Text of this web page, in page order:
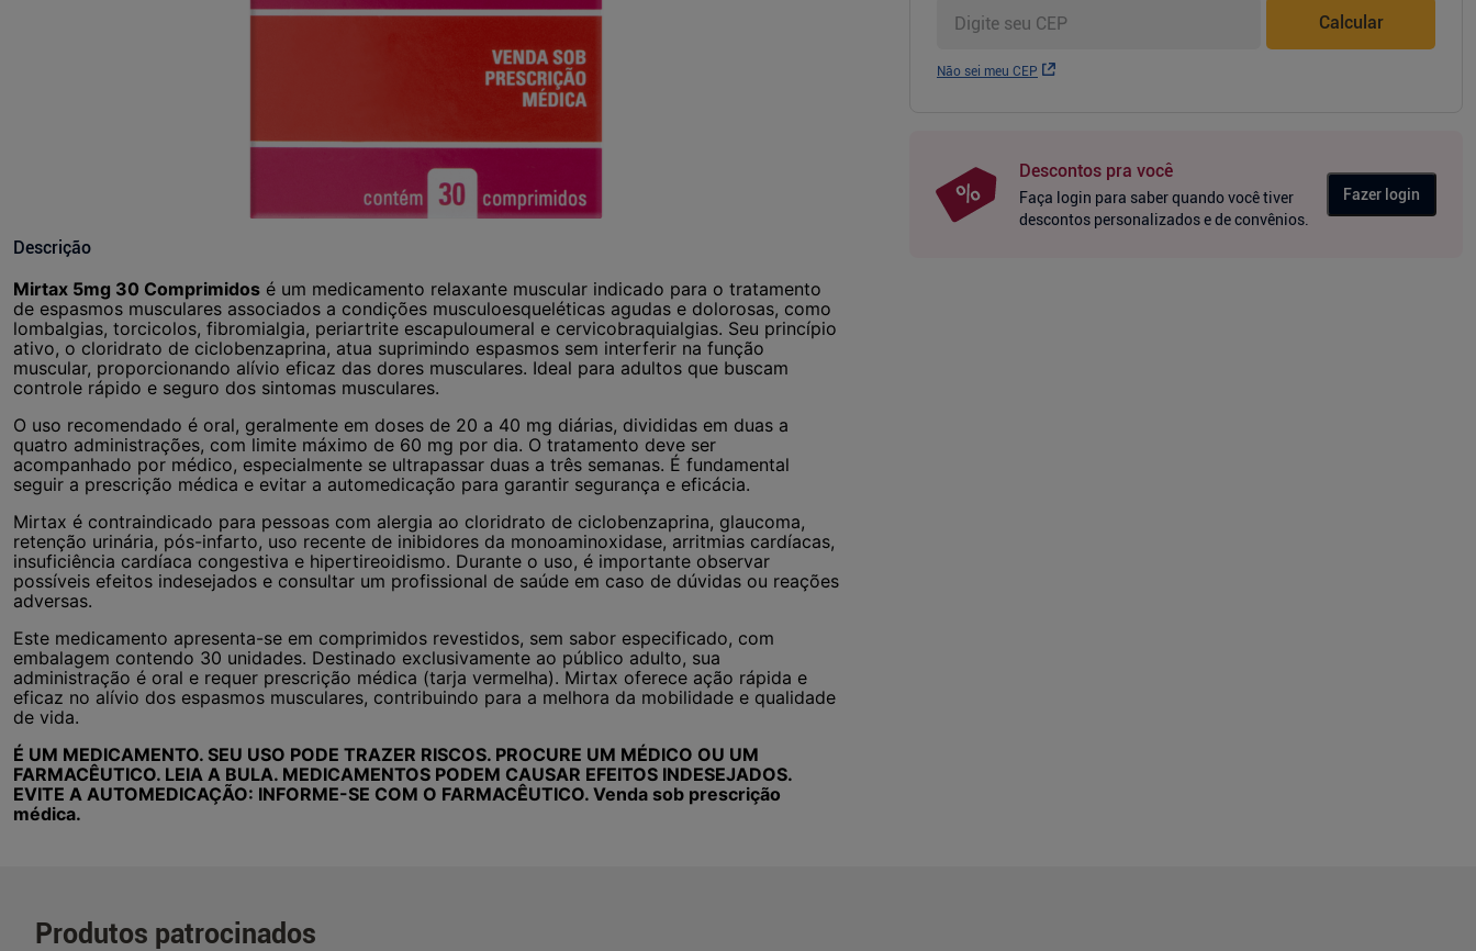
Descrição
Mirtax 5mg 30 Comprimidos é um medicamento relaxante muscular indicado para o tratamento
de espasmos musculares associados a condições musculoesqueléticas agudas e dolorosas, como
lombalgias, torcicolos, fibromialgia, periartrite escapuloumeral e cervicobraquialgias. Seu princípio
ativo, o cloridrato de ciclobenzaprina, atua suprimindo espasmos sem interferir na função
muscular, proporcionando alívio eficaz das dores musculares. Ideal para adultos que buscam
controle rápido e seguro dos sintomas musculares.
O uso recomendado é oral, geralmente em doses de 20 a 40 mg diárias, divididas em duas a
quatro administrações, com limite máximo de 60 mg por dia. O tratamento deve ser
acompanhado por médico, especialmente se ultrapassar duas a três semanas. É fundamental
seguir a prescrição médica e evitar a automedicação para garantir segurança e eficácia.
Mirtax é contraindicado para pessoas com alergia ao cloridrato de ciclobenzaprina, glaucoma,
retenção urinária, pós-infarto, uso recente de inibidores da monoaminoxidase, arritmias cardíacas,
insuficiência cardíaca congestiva e hipertireoidismo. Durante o uso, é importante observar
possíveis efeitos indesejados e consultar um profissional de saúde em caso de dúvidas ou reações
adversas.
Este medicamento apresenta-se em comprimidos revestidos, sem sabor especificado, com
embalagem contendo 30 unidades. Destinado exclusivamente ao público adulto, sua
administração é oral e requer prescrição médica (tarja vermelha). Mirtax oferece ação rápida e
eficaz no alívio dos espasmos musculares, contribuindo para a melhora da mobilidade e qualidade
de vida.
É UM MEDICAMENTO. SEU USO PODE TRAZER RISCOS. PROCURE UM MÉDICO OU UM
FARMACÊUTICO. LEIA A BULA. MEDICAMENTOS PODEM CAUSAR EFEITOS INDESEJADOS.
EVITE A AUTOMEDICAÇÃO: INFORME-SE COM O FARMACÊUTICO. Venda sob prescrição
médica.
Não sei meu CEP
Calcular
Descontos pra você
Faça login para saber quando você tiver
descontos personalizados e de convênios.
Fazer login
Produtos patrocinados